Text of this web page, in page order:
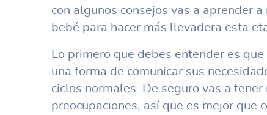
con algunos consejos vas a aprender
bebé para hacer más llevadera esta
Lo primero que debes entender es
una forma de comunicar sus
ciclos normales. De seguro vas a tener
preocupaciones, así que es mejor que